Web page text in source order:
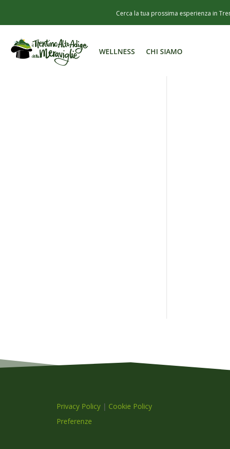
WELLNESS CHI SIAMO
WELLNESS CHI SIAMO
Privacy Policy | Cookie Policy
Preferenze